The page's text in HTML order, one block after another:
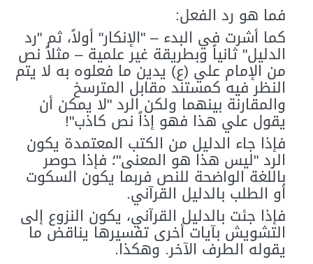
فما هو رد الفعل:
كما أشرت في البدء – "الإنكار" أولاً، ثم "رد
الدليل" ثانياً وبطريقة غير علمية – مثلاً نص
من الإمام علي (ع) يدين ما فعلوه به لا يتم
النظر فيه كمستند مقابل المترسخ
والمقارنة بينهما ولكن الرد "لا يمكن أن
يقول علي هذا فهو إذاً نص كاذب"!
فإذا جاء الدليل من الكتب المعتمدة يكون
الرد "ليس هذا هو المعنى"؛ فإذا حوصر
باللغة الواضحة للنص فربما يكون السكوت
أو الطلب بالدليل القرآني.
فإذا جئت بالدليل القرآني، يكون النزوع إلى
التشويش بآيات أخرى تفسيرها يناقض ما
يقوله الطرف الآخر. وهكذا.